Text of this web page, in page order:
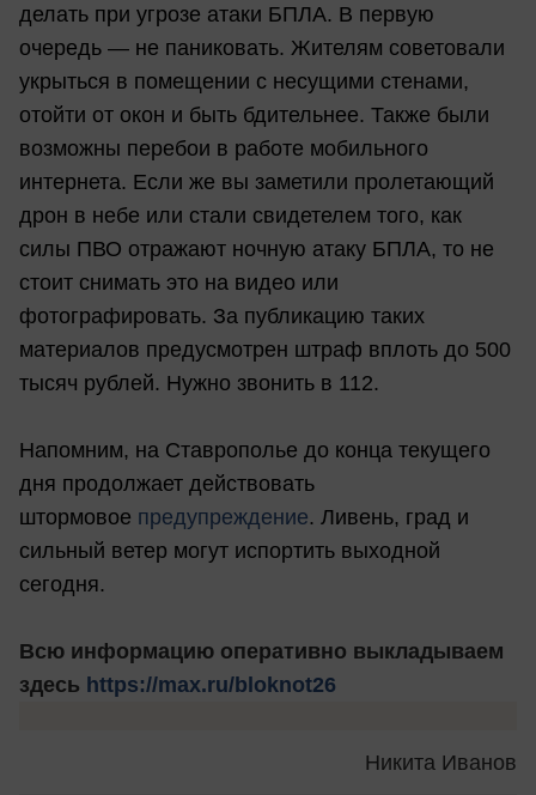
делать при угрозе атаки БПЛА. В первую
очередь — не паниковать. Жителям советовали
укрыться в помещении с несущими стенами,
отойти от окон и быть бдительнее. Также были
возможны перебои в работе мобильного
интернета. Если же вы заметили пролетающий
дрон в небе или стали свидетелем того, как
силы ПВО отражают ночную атаку БПЛА, то не
стоит снимать это на видео или
фотографировать. За публикацию таких
материалов предусмотрен штраф вплоть до 500
тысяч рублей. Нужно звонить в 112.
Напомним, на Ставрополье до конца текущего
дня продолжает действовать
штормовое предупреждение. Ливень, град и
сильный ветер могут испортить выходной
сегодня.
Всю информацию оперативно выкладываем
здесь https://max.ru/bloknot26
Никита Иванов